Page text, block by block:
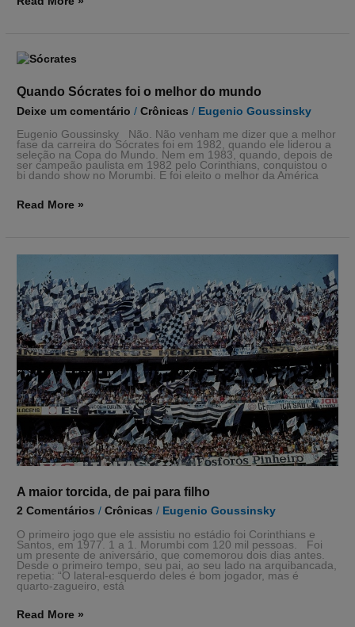
Quando Sócrates foi o melhor do mundo
Deixe um comentário /Crônicas / Eugenio Goussinsky
Eugenio Goussinsky Não. Não venham me dizer que a melhor
fase da carreira do Sócrates foi em 1982, quando ele liderou a
seleção na Copa do Mundo. Nem em 1983, quando, depois de
ser campeão paulista em 1982 pelo Corinthians, conquistou o
bi dando show no Morumbi. E foi eleito o melhor da América
Quando
foi
melhor
do
mundo
Read More »
A maior torcida, de pai para filho
2 Comentários /Crônicas / Eugenio Goussinsky
O primeiro jogo que ele assistiu no estádio foi Corinthians e
Santos, em 1977. 1 a 1. Morumbi com 120 mil pessoas. Foi
um presente de aniversário, que comemorou dois dias antes.
Desde o primeiro tempo, seu pai, ao seu lado na arquibancada,
repetia: “O lateral-esquerdo deles é bom jogador, mas é
quarto-zagueiro, está
maior
torcida,
de
pai
para
filho
Read More »